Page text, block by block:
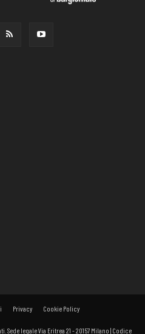
Privacy Cookie Policy
legale Via Eritrea 21 - 20157 Milano | Codice